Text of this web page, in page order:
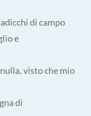
di campo
e
visto che mio
di